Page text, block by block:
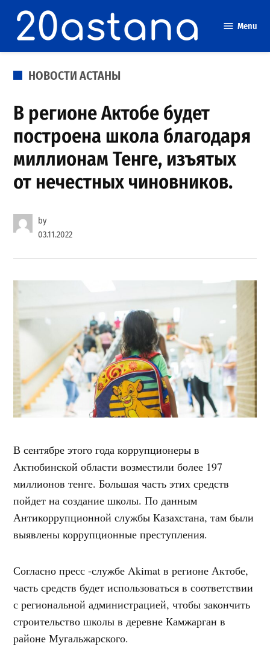
content
Menu
POSTED
НОВОСТИ АСТАНЫ
В регионе Актобе будет
построена школа благодаря
миллионам Тенге, изъятых
от нечестных чиновников.
by
03.11.2022
В сентябре этого года коррупционеры в
Актюбинской области возместили более 197
миллионов тенге. Большая часть этих средств
пойдет на создание школы. По данным
Антикоррупционной службы Казахстана, там были
выявлены коррупционные преступления.
Согласно пресс -службе Akimat в регионе Актобе,
часть средств будет использоваться в соответствии
с региональной администрацией, чтобы закончить
строительство школы в деревне Камжарган в
районе Мугальжарского.